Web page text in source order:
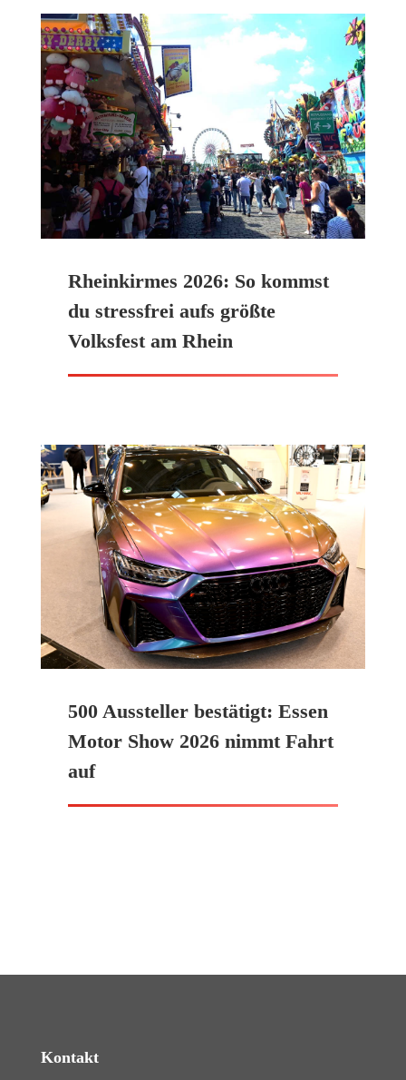
Rheinkirmes 2026: So kommst
du stressfrei aufs größte
Volksfest am Rhein
500 Aussteller bestätigt: Essen
Motor Show 2026 nimmt Fahrt
auf
Kontakt